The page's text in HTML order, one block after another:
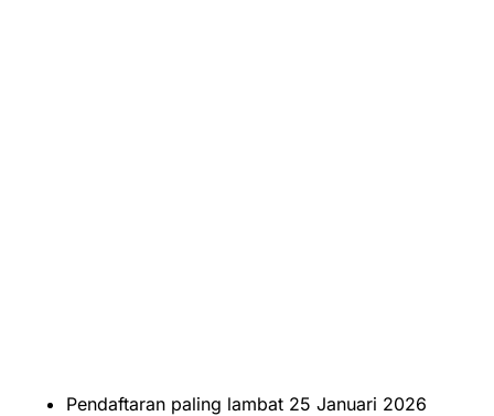
Pendaftaran paling lambat 25 Januari 2026